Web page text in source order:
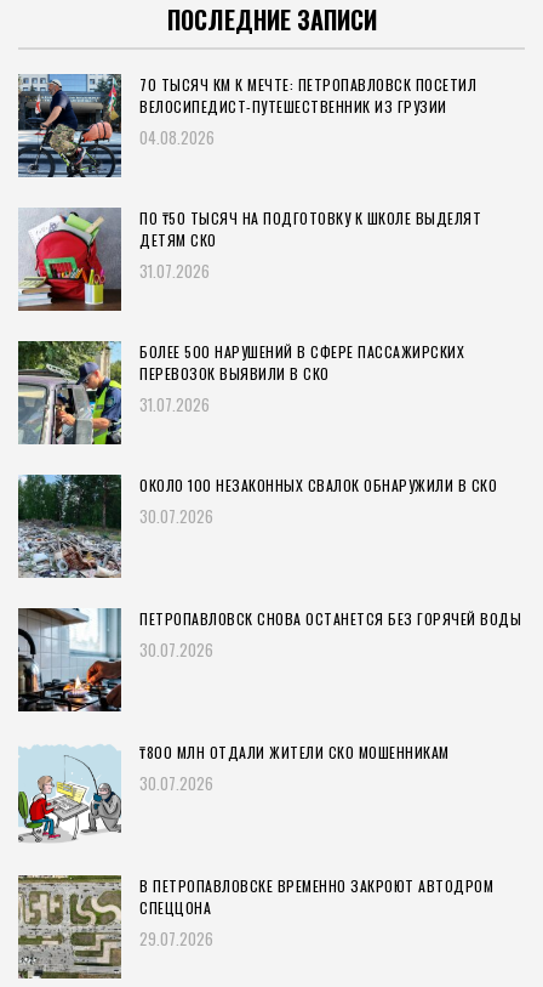
ПОСЛЕДНИЕ ЗАПИСИ
70 ТЫСЯЧ КМ К МЕЧТЕ: ПЕТРОПАВЛОВСК ПОСЕТИЛ
ВЕЛОСИПЕДИСТ-ПУТЕШЕСТВЕННИК ИЗ ГРУЗИИ
04.08.2026
ПО ₸50 ТЫСЯЧ НА ПОДГОТОВКУ К ШКОЛЕ ВЫДЕЛЯТ
ДЕТЯМ СКО
31.07.2026
БОЛЕЕ 500 НАРУШЕНИЙ В СФЕРЕ ПАССАЖИРСКИХ
ПЕРЕВОЗОК ВЫЯВИЛИ В СКО
31.07.2026
ОКОЛО 100 НЕЗАКОННЫХ СВАЛОК ОБНАРУЖИЛИ В СКО
30.07.2026
ПЕТРОПАВЛОВСК СНОВА ОСТАНЕТСЯ БЕЗ ГОРЯЧЕЙ ВОДЫ
30.07.2026
₸800 МЛН ОТДАЛИ ЖИТЕЛИ СКО МОШЕННИКАМ
30.07.2026
В ПЕТРОПАВЛОВСКЕ ВРЕМЕННО ЗАКРОЮТ АВТОДРОМ
СПЕЦЦОНА
29.07.2026